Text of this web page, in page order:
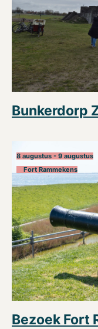
Bunkerdorp
8 augustus - 9 augustus
Fort Rammekens
Bezoek Fort